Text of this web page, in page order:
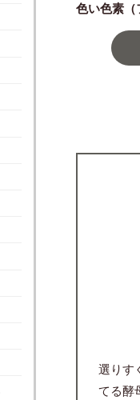
色い色素（
選りす
てる酵